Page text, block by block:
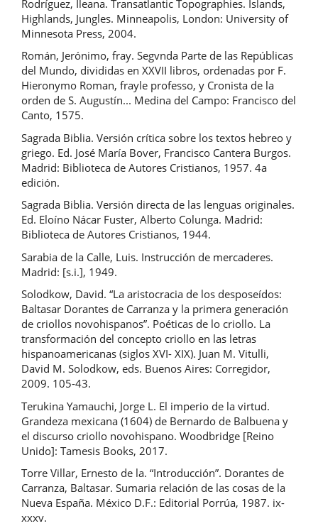
Rodríguez, Ileana. Transatlantic Topographies. Islands,
Highlands, Jungles. Minneapolis, London: University of
Minnesota Press, 2004.
Román, Jerónimo, fray. Segvnda Parte de las Repúblicas
del Mundo, divididas en XXVII libros, ordenadas por F.
Hieronymo Roman, frayle professo, y Cronista de la
orden de S. Augustín... Medina del Campo: Francisco del
Canto, 1575.
Sagrada Biblia. Versión crítica sobre los textos hebreo y
griego. Ed. José María Bover, Francisco Cantera Burgos.
Madrid: Biblioteca de Autores Cristianos, 1957. 4a
edición.
Sagrada Biblia. Versión directa de las lenguas originales.
Ed. Eloíno Nácar Fuster, Alberto Colunga. Madrid:
Biblioteca de Autores Cristianos, 1944.
Sarabia de la Calle, Luis. Instrucción de mercaderes.
Madrid: [s.i.], 1949.
Solodkow, David. “La aristocracia de los desposeídos:
Baltasar Dorantes de Carranza y la primera generación
de criollos novohispanos”. Poéticas de lo criollo. La
transformación del concepto criollo en las letras
hispanoamericanas (siglos XVI- XIX). Juan M. Vitulli,
David M. Solodkow, eds. Buenos Aires: Corregidor,
2009. 105-43.
Terukina Yamauchi, Jorge L. El imperio de la virtud.
Grandeza mexicana (1604) de Bernardo de Balbuena y
el discurso criollo novohispano. Woodbridge [Reino
Unido]: Tamesis Books, 2017.
Torre Villar, Ernesto de la. “Introducción”. Dorantes de
Carranza, Baltasar. Sumaria relación de las cosas de la
Nueva España. México D.F.: Editorial Porrúa, 1987. ix-
xxxv.